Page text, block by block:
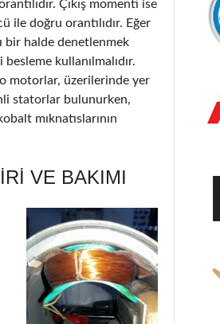
Çıkış momenti ise
ile doğru orantılıdır. Eğer
bir halde denetlenmek
kullanılmalıdır.
motorlar, üzerilerinde yer
statorlar bulunurken,
mıknatıslarının
VE BAKIMI